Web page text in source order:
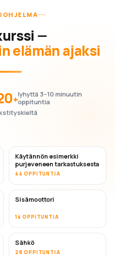
—
elämän ajaksi
+lyhyttä 3–10 minuutin
oppituntia
Käytännön esimerkki
purjeveneen tarkastuksesta
44 OPPITUNTIA
Sisämoottori
14 OPPITUNTIA
Sähkö
28 OPPITUNTIA